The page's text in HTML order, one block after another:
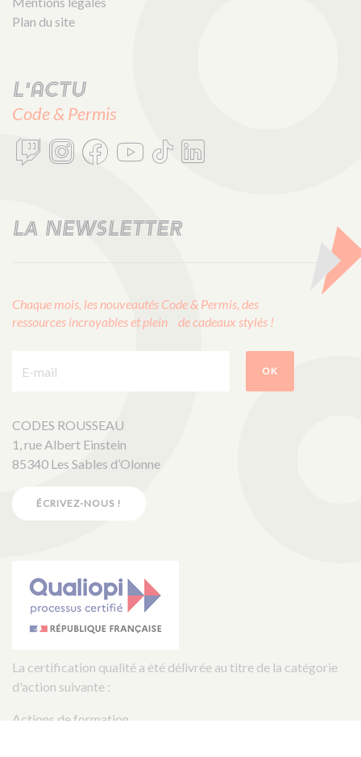
Plan du site
L'actu
Code & Permis
LA NEWSLETTER
Chaque mois, les nouveautés Code & Permis, des
ressources incroyables et plein de cadeaux stylés !
OK
CODES ROUSSEAU
1, rue Albert Einstein
85340 Les Sables d’Olonne
ÉCRIVEZ-NOUS !
La certification qualité a été délivrée au titre de la catégorie
d'action suivante :
Actions de formation